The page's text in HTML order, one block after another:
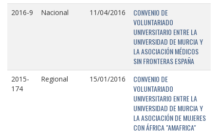
2016-9 Nacional 11/04/2016
CONVENIO DE
VOLUNTARIADO
UNIVERSITARIO ENTRE LA
UNIVERSIDAD DE MURCIA Y
LA ASOCIACIÓN MÉDICOS
SIN FRONTERAS ESPAÑA
2015-
174
Regional 15/01/2016
CONVENIO DE
VOLUNTARIADO
UNIVERSITARIO ENTRE LA
UNIVERSIDAD DE MURCIA Y
LA ASOCIACIÓN DE MUJERES
CON ÁFRICA "AMAFRICA"